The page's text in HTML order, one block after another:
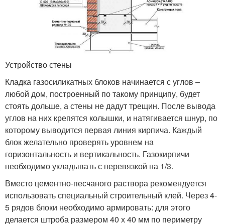
Устройство стены
Кладка газосиликатных блоков начинается с углов –
любой дом, построенный по такому принципу, будет
стоять дольше, а стены не дадут трещин. После вывода
углов на них крепятся колышки, и натягивается шнур, по
которому выводится первая линия кирпича. Каждый
блок желательно проверять уровнем на
горизонтальность и вертикальность. Газокирпичи
необходимо укладывать с перевязкой на 1/3.
Вместо цементно-песчаного раствора рекомендуется
использовать специальный строительный клей. Через 4-
5 рядов блоки необходимо армировать: для этого
делается штроба размером 40 х 40 мм по периметру